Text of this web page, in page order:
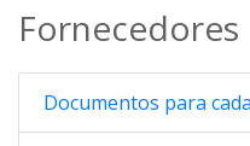
Fornecedores
Documentos para